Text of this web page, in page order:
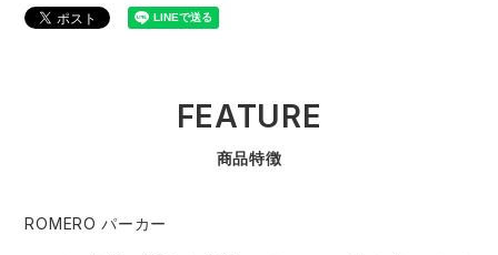
FEATURE
商品特徴
ROMERO パーカー